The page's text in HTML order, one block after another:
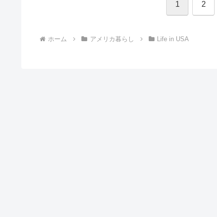
1 2
ホーム アメリカ暮らし Life in USA